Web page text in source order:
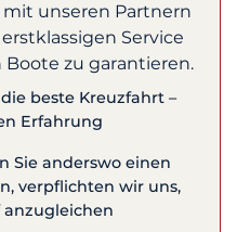
unseren Partnern
Service
zu garantieren.
beste Kreuzfahrt –
Erfahrung
Sie anderswo einen
verpflichten wir uns,
anzugleichen